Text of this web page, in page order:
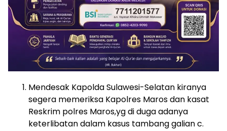
Mendesak Kapolda Sulawesi-Selatan kiranya
segera memeriksa Kapolres Maros dan kasat
Reskrim polres Maros,yg di duga adanya
keterlibatan dalam kasus tambang galian c.